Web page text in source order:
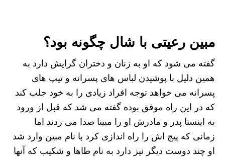
مبین رعیتی با شال چگونه بود؟
گفته می شود که او به زنان و دختران گرایش دارد به
همین دلیل با پوشیدن لباس های پسرانه و تیپ های
پسرانه می خواهد توجه افراد زیادی را به خود جلب کند
که در این راه موفق بوده گفته می شد که قبل از ورود
به اینستا پدر و مادرش او را مبینا صدا می زدند اما
زمانی که پیج اش را راه اندازی کرد با نام مبین وارد شد
او چند دوست دیگر نیز دارد به نام طاها و شکیب که آنها